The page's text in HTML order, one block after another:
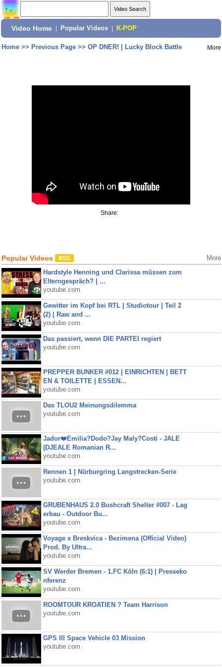
Video Home Popular Videos K-POP
Home>> Previous Page>> OP DNER! | Lucky Block Battle More
Share:
Popular Videos More
Hardstyle Henning und Clarissa müssen zum
Elterngespräch? | ...
youtube.com
Gewitter im Kopf bei RTL | Studiotour | Teil 2
(2) | Raw and ...
youtube.com
Das passiert, wenn DIE PARTEI regiert
youtube.com
PREPPER BUNKER #012 | EINRICHTEN | BETT
EN & TOILETTE | ESSEN...
youtube.com
Das TLOU2 Meinungsdilemma
youtube.com
Jador❤️Emilia?Dodo?Jay Maly?Costi - JALE
(DJEALE Romanian R...
youtube.com
Rennen 1 | Nürburgring Langstrecken-Serie
youtube.com
GRUBENHAUS 2.0 Bushcraft Shelter #007 - Lag
erbau - Outdoor Bu...
youtube.com
Voyage x Breskvica - Bezimena (Official Video)
Prod. By Ultra...
youtube.com
SV Werder Bremen - 1.FC Köln (6:1) | Presseko
nferenz
youtube.com
ROOMTOUR KROATIEN ? Team Harrison
youtube.com
GPS III Space Vehicle 03 Mission
youtube.com